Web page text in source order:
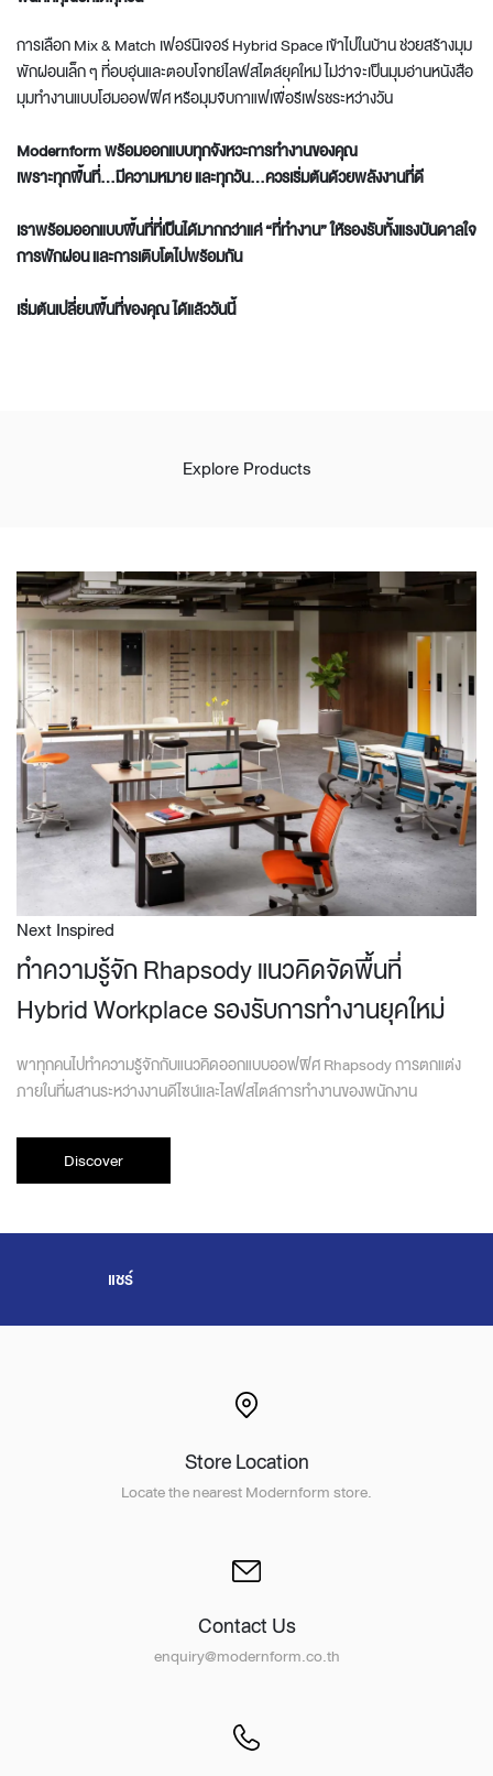
การเลือก Mix & Match เฟอร์นิเจอร์ Hybrid Space เข้าไปในบ้าน ช่วยสร้างมุม
พักผ่อนเล็ก ๆ ที่อบอุ่นและตอบโจทย์ไลฟ์สไตล์ยุคใหม่ ไม่ว่าจะเป็นมุมอ่านหนังสือ
มุมทำงานแบบโฮมออฟฟิศ หรือมุมจิบกาแฟเพื่อรีเฟรชระหว่างวัน
Modernform พร้อมออกแบบทุกจังหวะการทำงานของคุณ
เพราะทุกพื้นที่...มีความหมาย และทุกวัน...ควรเริ่มต้นด้วยพลังงานที่ดี
เราพร้อมออกแบบพื้นที่ที่เป็นได้มากกว่าแค่ “ที่ทำงาน” ให้รองรับทั้งแรงบันดาลใจ
การพักผ่อน และการเติบโตไปพร้อมกัน
เริ่มต้นเปลี่ยนพื้นที่ของคุณ ได้แล้ววันนี้
Explore Products
Next Inspired
ทำความรู้จัก Rhapsody แนวคิดจัดพื้นที่
Hybrid Workplace รองรับการทำงานยุคใหม่
พาทุกคนไปทำความรู้จักกับแนวคิดออกแบบออฟฟิศ Rhapsody การตกแต่ง
ภายในที่ผสานระหว่างงานดีไซน์และไลฟ์สไตล์การทำงานของพนักงาน
Discover
แชร์
Store Location
Locate the nearest Modernform store.
Contact Us
enquiry@modernform.co.th